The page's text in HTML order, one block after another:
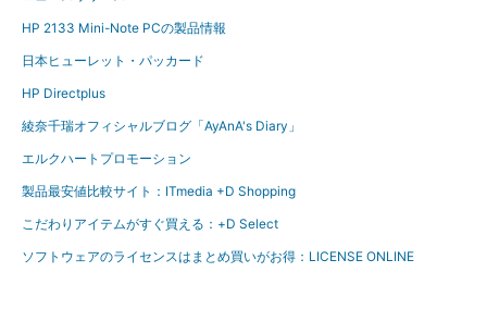
HP 2133 Mini-Note PCの製品情報
日本ヒューレット・パッカード
HP Directplus
綾奈千瑞オフィシャルブログ「AyAnA's Diary」
エルクハートプロモーション
製品最安値比較サイト：ITmedia +D Shopping
こだわりアイテムがすぐ買える：+D Select
ソフトウェアのライセンスはまとめ買いがお得：LICENSE ONLINE